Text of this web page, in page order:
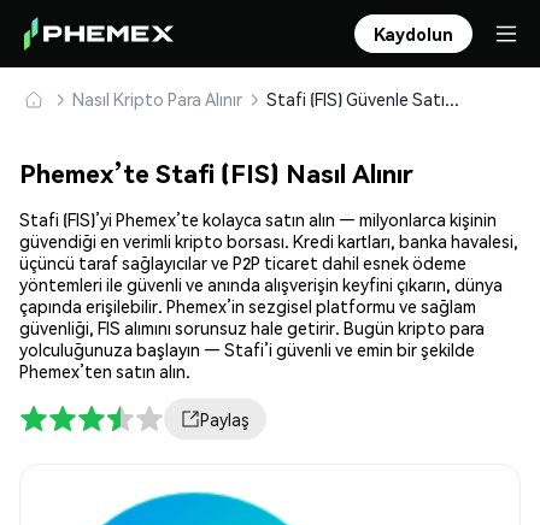
Kaydolun
Nasıl Kripto Para Alınır Stafi (FIS) Güvenle Satın Alın ve Saklayın
Phemex’te Stafi (FIS) Nasıl Alınır
Stafi (FIS)’yi Phemex’te kolayca satın alın — milyonlarca kişinin
güvendiği en verimli kripto borsası. Kredi kartları, banka havalesi,
üçüncü taraf sağlayıcılar ve P2P ticaret dahil esnek ödeme
yöntemleri ile güvenli ve anında alışverişin keyfini çıkarın, dünya
çapında erişilebilir. Phemex’in sezgisel platformu ve sağlam
güvenliği, FIS alımını sorunsuz hale getirir. Bugün kripto para
yolculuğunuza başlayın — Stafi’i güvenli ve emin bir şekilde
Phemex’ten satın alın.
Paylaş